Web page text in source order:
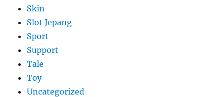
Skin
Slot Jepang
Sport
Support
Tale
Toy
Uncategorized